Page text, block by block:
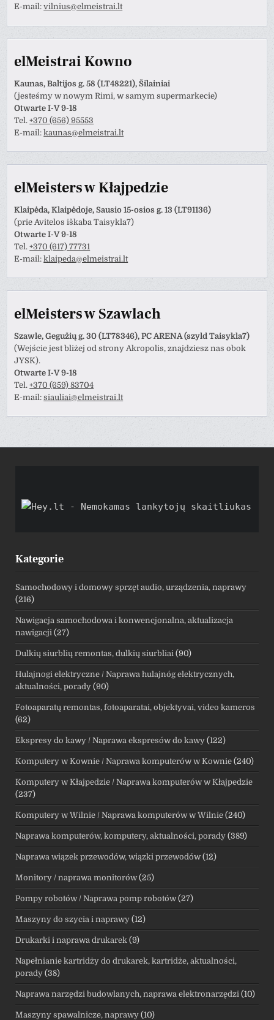
E-mail:vilnius@elmeistrai.lt
elMeistrai Kowno
Kaunas, Baltijos g. 58 (LT48221), Šilainiai
(jesteśmy w nowym Rimi, w samym supermarkecie)
Otwarte I-V 9-18
Tel.+370 (656) 95553
E-mail:kaunas@elmeistrai.lt
elMeisters w Kłajpedzie
Klaipėda, Klaipėdoje, Sausio 15-osios g. 13 (LT91136)
(prie Avitelos iškaba Taisykla7)
Otwarte I-V 9-18
Tel.+370 (617) 77731
E-mail:klaipeda@elmeistrai.lt
elMeisters w Szawlach
Szawle, Gegužių g. 30 (LT78346), PC ARENA (szyld Taisykla7)
(Wejście jest bliżej od strony Akropolis, znajdziesz nas obok
JYSK).
Otwarte I-V 9-18
Tel.+370 (659) 83704
E-mail:siauliai@elmeistrai.lt
Kategorie
Samochodowy i domowy sprzęt audio, urządzenia, naprawy
(216)
Nawigacja samochodowa i konwencjonalna, aktualizacja
nawigacji (27)
Dulkių siurblių remontas, dulkių siurbliai (90)
Hulajnogi elektryczne / Naprawa hulajnóg elektrycznych,
aktualności, porady (90)
Fotoaparatų remontas, fotoaparatai, objektyvai, video kameros
(62)
Ekspresy do kawy / Naprawa ekspresów do kawy (122)
Komputery w Kownie / Naprawa komputerów w Kownie (240)
Komputery w Kłajpedzie / Naprawa komputerów w Kłajpedzie
(237)
Komputery w Wilnie / Naprawa komputerów w Wilnie (240)
Naprawa komputerów, komputery, aktualności, porady (389)
Naprawa wiązek przewodów, wiązki przewodów (12)
Monitory / naprawa monitorów (25)
Pompy robotów / Naprawa pomp robotów (27)
Maszyny do szycia i naprawy (12)
Drukarki i naprawa drukarek (9)
Napełnianie kartridży do drukarek, kartridże, aktualności,
porady (38)
Naprawa narzędzi budowlanych, naprawa elektronarzędzi (10)
Maszyny spawalnicze, naprawy (10)